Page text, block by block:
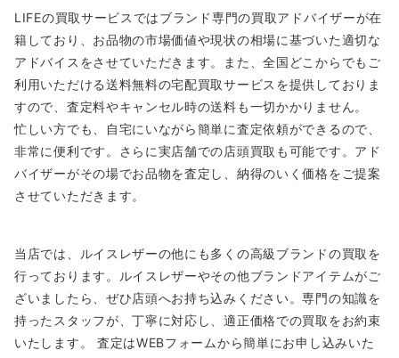
LIFEの買取サービスではブランド専門の買取アドバイザーが在
籍しており、お品物の市場価値や現状の相場に基づいた適切な
アドバイスをさせていただきます。また、全国どこからでもご
利用いただける送料無料の宅配買取サービスを提供しておりま
すので、査定料やキャンセル時の送料も一切かかりません。
忙しい方でも、自宅にいながら簡単に査定依頼ができるので、
非常に便利です。さらに実店舗での店頭買取も可能です。アド
バイザーがその場でお品物を査定し、納得のいく価格をご提案
させていただきます。
当店では、ルイスレザーの他にも多くの高級ブランドの買取を
行っております。ルイスレザーやその他ブランドアイテムがご
ざいましたら、ぜひ店頭へお持ち込みください。専門の知識を
持ったスタッフが、丁寧に対応し、適正価格での買取をお約束
いたします。 査定はWEBフォームから簡単にお申し込みいた